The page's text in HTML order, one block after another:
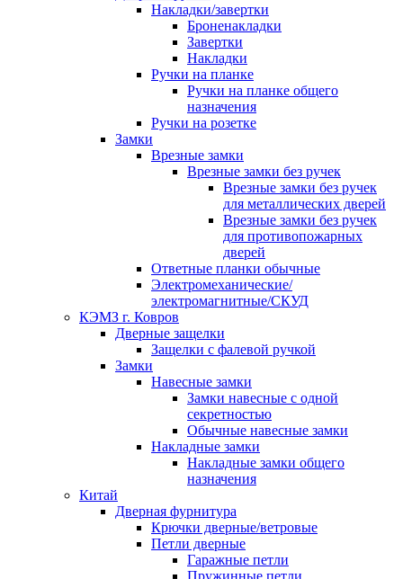
Накладки/завертки
Броненакладки
Завертки
Накладки
Ручки на планке
Ручки на планке общего
назначения
Ручки на розетке
Замки
Врезные замки
Врезные замки без ручек
Врезные замки без ручек
для металлических дверей
Врезные замки без ручек
для противопожарных
дверей
Ответные планки обычные
Электромеханические/
электромагнитные/СКУД
КЭМЗ г. Ковров
Дверные защелки
Защелки с фалевой ручкой
Замки
Навесные замки
Замки навесные с одной
секретностью
Обычные навесные замки
Накладные замки
Накладные замки общего
назначения
Китай
Дверная фурнитура
Крючки дверные/ветровые
Петли дверные
Гаражные петли